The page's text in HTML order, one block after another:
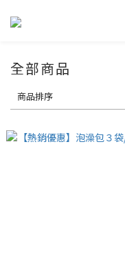
全部商品
商品排序